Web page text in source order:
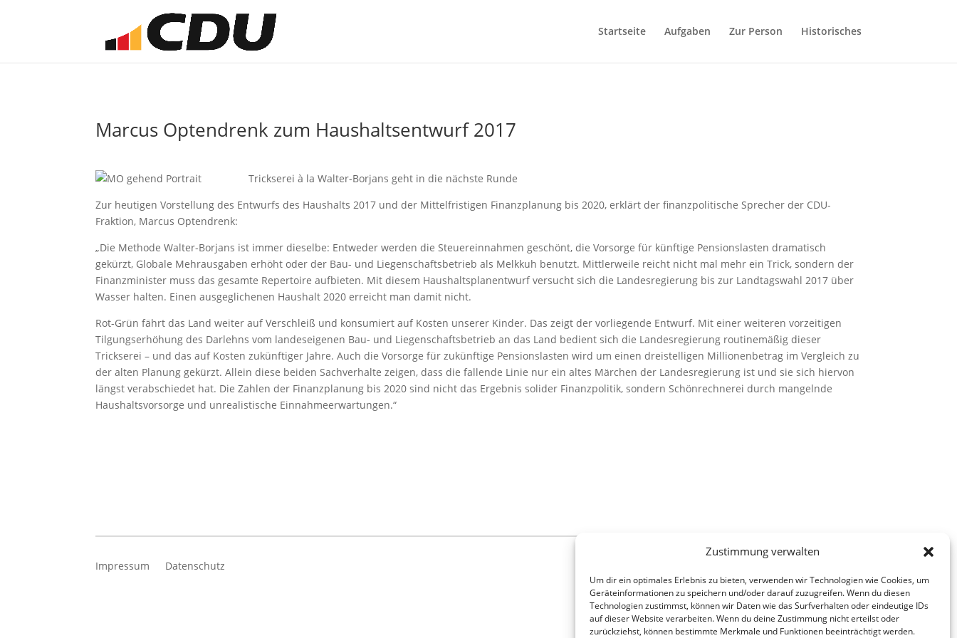
Zustimmung verwalten
Um dir ein optimales Erlebnis zu bieten, verwenden wir Technologien wie Cookies, um
Geräteinformationen zu speichern und/oder darauf zuzugreifen. Wenn du diesen
Technologien zustimmst, können wir Daten wie das Surfverhalten oder eindeutige IDs
auf dieser Website verarbeiten. Wenn du deine Zustimmung nicht erteilst oder
zurückziehst, können bestimmte Merkmale und Funktionen beeinträchtigt werden.
Startseite Aufgaben Zur Person Historisches
Marcus Optendrenk zum Haushaltsentwurf 2017
Trickserei à la Walter-Borjans geht in die nächste Runde
Zur heutigen Vorstellung des Entwurfs des Haushalts 2017 und der Mittelfristigen Finanzplanung bis 2020, erklärt der finanzpolitische Sprecher der CDU-
Fraktion, Marcus Optendrenk:
„Die Methode Walter-Borjans ist immer dieselbe: Entweder werden die Steuereinnahmen geschönt, die Vorsorge für künftige Pensionslasten dramatisch
gekürzt, Globale Mehrausgaben erhöht oder der Bau- und Liegenschaftsbetrieb als Melkkuh benutzt. Mittlerweile reicht nicht mal mehr ein Trick, sondern der
Finanzminister muss das gesamte Repertoire aufbieten. Mit diesem Haushaltsplanentwurf versucht sich die Landesregierung bis zur Landtagswahl 2017 über
Wasser halten. Einen ausgeglichenen Haushalt 2020 erreicht man damit nicht.
Rot-Grün fährt das Land weiter auf Verschleiß und konsumiert auf Kosten unserer Kinder. Das zeigt der vorliegende Entwurf. Mit einer weiteren vorzeitigen
Tilgungserhöhung des Darlehns vom landeseigenen Bau- und Liegenschaftsbetrieb an das Land bedient sich die Landesregierung routinemäßig dieser
Trickserei – und das auf Kosten zukünftiger Jahre. Auch die Vorsorge für zukünftige Pensionslasten wird um einen dreistelligen Millionenbetrag im Vergleich zu
der alten Planung gekürzt. Allein diese beiden Sachverhalte zeigen, dass die fallende Linie nur ein altes Märchen der Landesregierung ist und sie sich hiervon
längst verabschiedet hat. Die Zahlen der Finanzplanung bis 2020 sind nicht das Ergebnis solider Finanzpolitik, sondern Schönrechnerei durch mangelnde
Haushaltsvorsorge und unrealistische Einnahmeerwartungen.“
Impressum Datenschutz